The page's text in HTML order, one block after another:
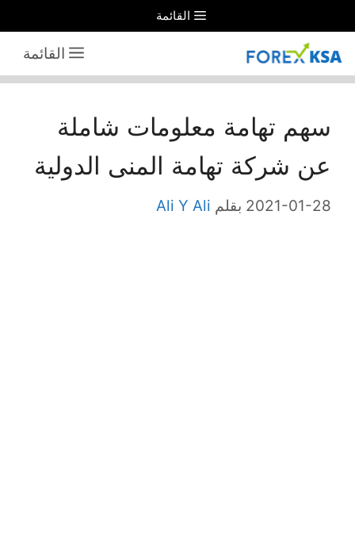
المحتوى
القائمة
القائمة
سهم تهامة معلومات شاملة
عن شركة تهامة المنى الدولية
2021-01-28 بقلم Ali Y Ali